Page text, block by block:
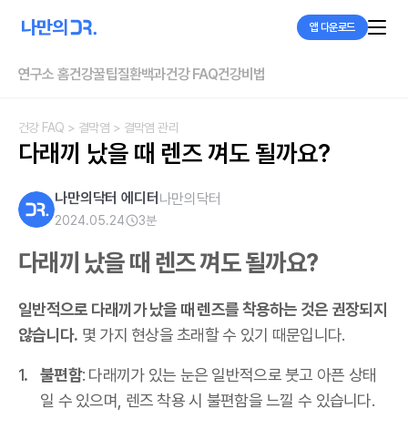
앱 다운로드
연구소 홈건강꿀팁질환백과건강 FAQ건강비법
건강 FAQ > 결막염 > 결막염 관리
다래끼 났을 때 렌즈 껴도 될까요?
나만의닥터 에디터 나만의닥터
2024.05.24 3분
다래끼 났을 때 렌즈 껴도 될까요?
일반적으로 다래끼가 났을 때 렌즈를 착용하는 것은 권장되지
않습니다. 몇 가지 현상을 초래할 수 있기 때문입니다.
불편함: 다래끼가 있는 눈은 일반적으로 붓고 아픈 상태
일 수 있으며, 렌즈 착용 시 불편함을 느낄 수 있습니다.